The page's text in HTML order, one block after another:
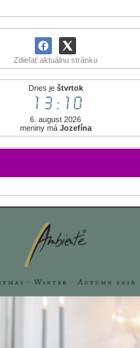
Zdieľať aktuálnu stránku
Dnes je štvrtok
13:10
6. august 2026
meniny má Jozefína